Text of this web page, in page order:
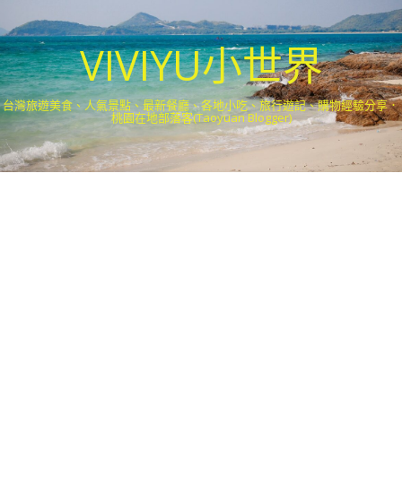
VIVIYU小世界
台灣旅遊美食、人氣景點、最新餐廳、各地小吃、旅行遊記、購物經驗分享．
桃園在地部落客(Taoyuan Blogger)